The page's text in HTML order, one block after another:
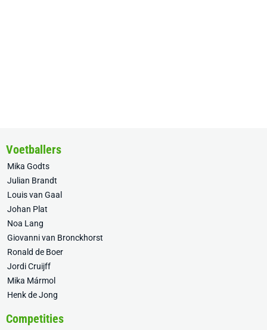
Voetballers
Mika Godts
Julian Brandt
Louis van Gaal
Johan Plat
Noa Lang
Giovanni van Bronckhorst
Ronald de Boer
Jordi Cruijff
Mika Mármol
Henk de Jong
Competities